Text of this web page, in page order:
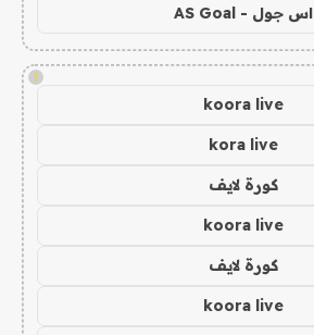
اس جول - AS Goal
!
koora live
kora live
كورة لايف
koora live
كورة لايف
koora live